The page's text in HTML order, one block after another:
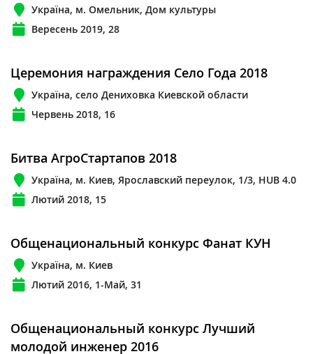
Україна, м. Омельник, Дом культуры
Вересень 2019, 28
Церемония награждения Село Года 2018
Україна, село Дениховка Киевской области
Червень 2018, 16
Битва АгроСтартапов 2018
Україна, м. Киев, Ярославский переулок, 1/3, HUB 4.0
Лютий 2018, 15
Общенациональный конкурс Фанат КУН
Україна, м. Киев
Лютий 2016, 1-Май, 31
Общенациональный конкурс Лучший
молодой инженер 2016